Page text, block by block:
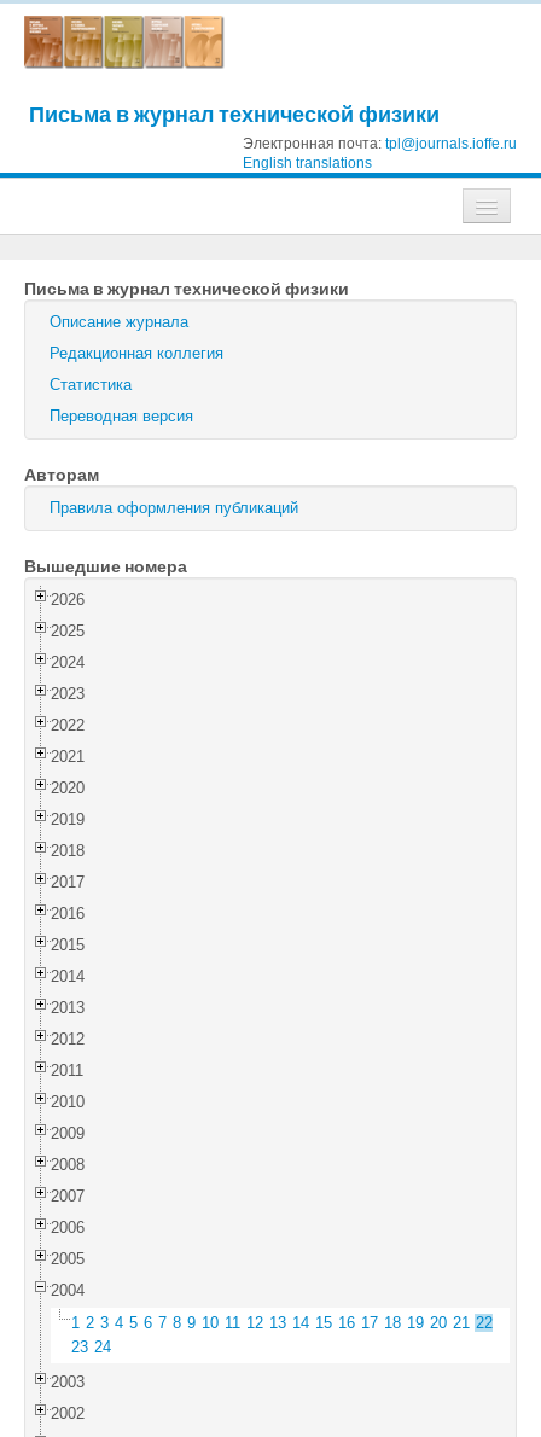
Письма в журнал технической физики
Электронная почта: tpl@journals.ioffe.ru
English translations
Журнал технической физики
Письма в Журнал технической физики
Физика твердого тела
Физика и техника полупроводников
Оптика и спектроскопия
Поиск
Войти
Письма в журнал технической физики
Описание журнала
Редакционная коллегия
Статистика
Переводная версия
Авторам
Правила оформления публикаций
Вышедшие номера
2026
2025
2024
2023
2022
2021
2020
2019
2018
2017
2016
2015
2014
2013
2012
2011
2010
2009
2008
2007
2006
2005
2004
1 2 3 4 5 6 7 8 9 10 11 12 13 14 15 16 17 18 19 20 21 22
23 24
2003
2002